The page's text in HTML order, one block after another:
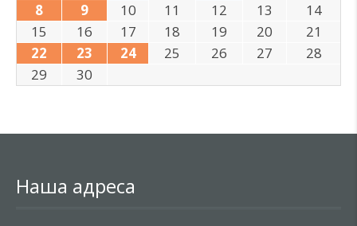
8
9 10 11 12 13
14
15
16 17 18 19 20
21
22
23 24 25 26 27
28
29
30
Наша адреса